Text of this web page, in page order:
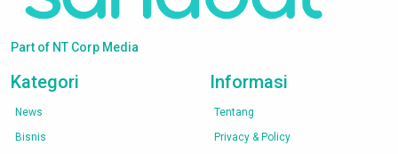
Part of NT Corp Media
Kategori
News
Bisnis
Informasi
Tentang
Privacy & Policy